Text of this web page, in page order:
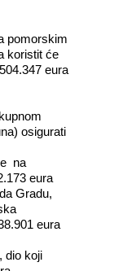
pomorskim
koristit će
eura
osigurati
na
eura
Gradu,
eura
dio koji